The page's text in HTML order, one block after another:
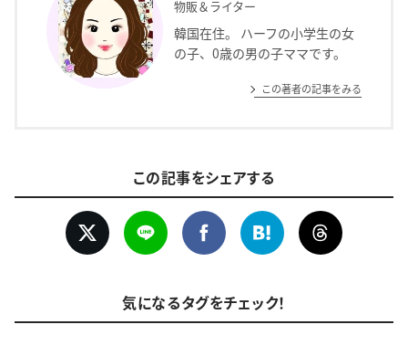
物販＆ライター
韓国在住。 ハーフの小学生の女
の子、0歳の男の子ママです。
この著者の記事をみる
この記事をシェアする
気になるタグをチェック！